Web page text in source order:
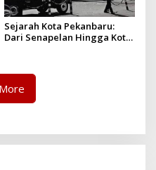
Sejarah Kota Pekanbaru:
Dari Senapelan Hingga Kota